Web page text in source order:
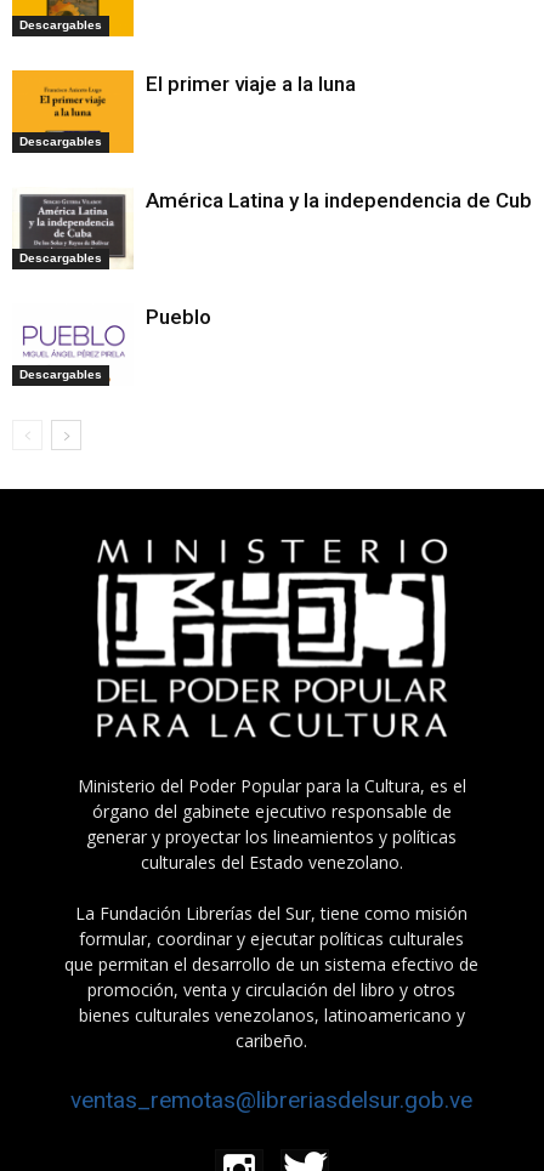
Descargables
Descargables
El primer viaje a la luna
Descargables
América Latina y la independencia de Cuba
Descargables
Pueblo
Ministerio del Poder Popular para la Cultura, es el
órgano del gabinete ejecutivo responsable de
generar y proyectar los lineamientos y políticas
culturales del Estado venezolano.
La Fundación Librerías del Sur, tiene como misión
formular, coordinar y ejecutar políticas culturales
que permitan el desarrollo de un sistema efectivo de
promoción, venta y circulación del libro y otros
bienes culturales venezolanos, latinoamericano y
caribeño.
ventas_remotas@libreriasdelsur.gob.ve